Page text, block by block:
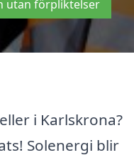
utan förpliktelser
i Karlskrona?
Solenergi blir